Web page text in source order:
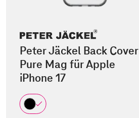
Peter Jäckel Back Cover
Pure Mag für Apple
iPhone 17